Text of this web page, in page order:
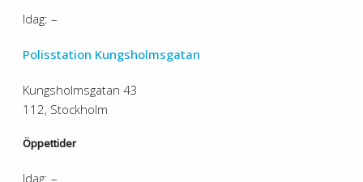
Idag: –
Polisstation Kungsholmsgatan
Kungsholmsgatan 43
112, Stockholm
Öppettider
Idag: –